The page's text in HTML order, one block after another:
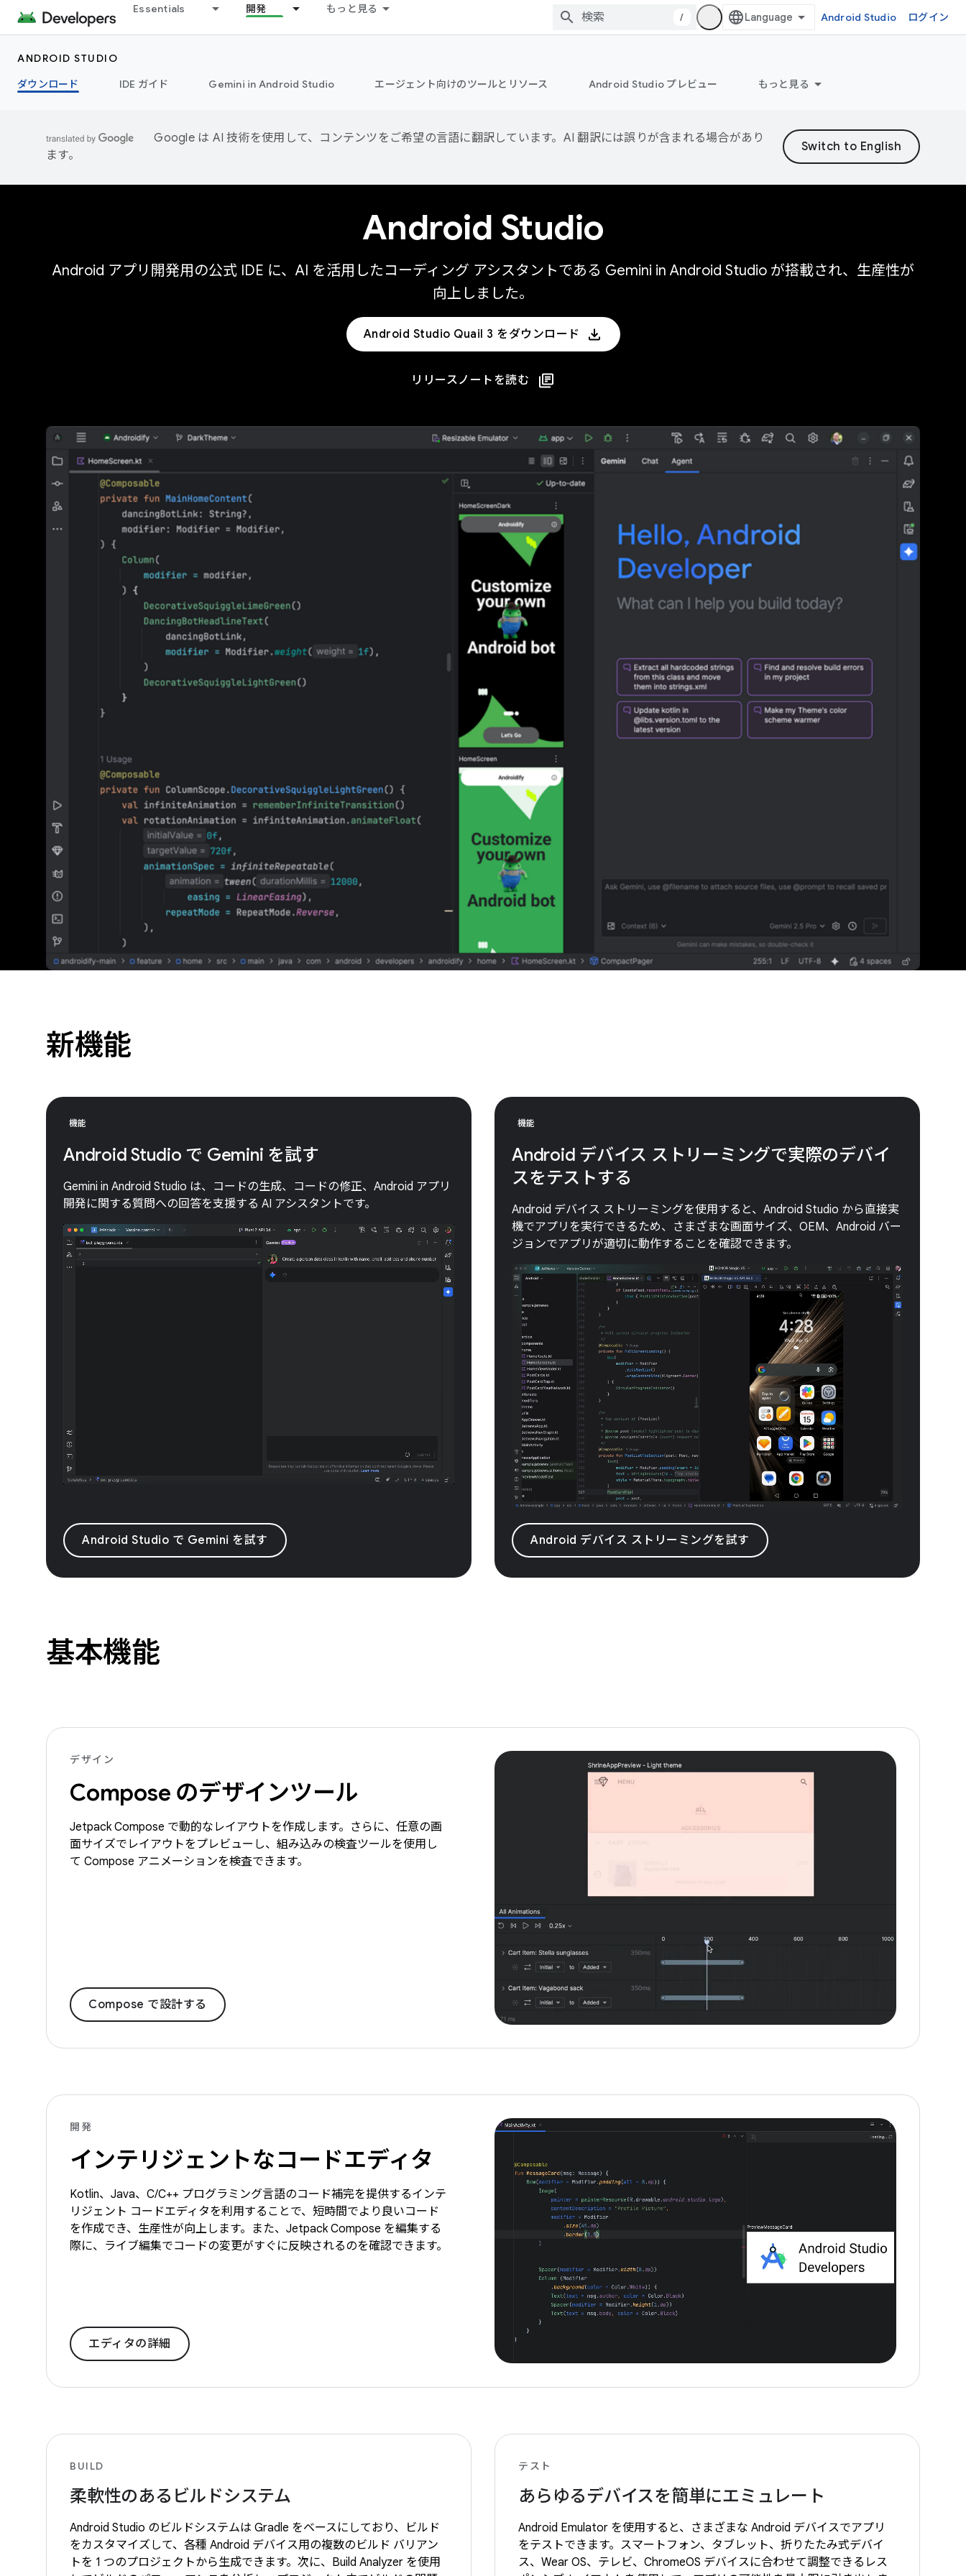
Essentials 開発 もっと見る
/ Android Studio ログイン
ANDROID STUDIO
ダウンロード
IDE ガイド Gemini in Android Studio エージェント向けのツールとリソース Android Studio プレビュー もっと見る
Google は AI 技術を使用して、コンテンツをご希望の言語に翻訳しています。AI 翻訳には誤りが含まれる場合があり
ます。
Android Studio
Android アプリ開発用の公式 IDE に、AI を活用したコーディング アシスタントである Gemini in Android Studio が搭載され、生産性が
向上しました。
Android Studio Quail 3 をダウンロード
リリースノートを読む
新機能
機能
Android Studio で Gemini を試す
Gemini in Android Studio は、コードの生成、コードの修正、Android アプリ
開発に関する質問への回答を支援する AI アシスタントです。
Android Studio で Gemini を試す
機能
Android デバイス ストリーミングで実際のデバイ
スをテストする
Android デバイス ストリーミングを使用すると、Android Studio から直接実
機でアプリを実行できるため、さまざまな画面サイズ、OEM、Android バー
ジョンでアプリが適切に動作することを確認できます。
Android デバイス ストリーミングを試す
基本機能
デザイン
Compose のデザインツール
Jetpack Compose で動的なレイアウトを作成します。さらに、任意の画
面サイズでレイアウトをプレビューし、組み込みの検査ツールを使用し
て Compose アニメーションを検査できます。
Compose で設計する
開発
インテリジェントなコードエディタ
Kotlin、Java、C/C++ プログラミング言語のコード補完を提供するインテ
リジェント コードエディタを利用することで、短時間でより良いコード
を作成でき、生産性が向上します。また、Jetpack Compose を編集する
際に、ライブ編集でコードの変更がすぐに反映されるのを確認できます。
エディタの詳細
BUILD
柔軟性のあるビルドシステム
Android Studio のビルドシステムは Gradle をベースにしており、ビルド
をカスタマイズして、各種 Android デバイス用の複数のビルド バリアン
トを 1 つのプロジェクトから生成できます。次に、Build Analyzer を使用
テスト
あらゆるデバイスを簡単にエミュレート
Android Emulator を使用すると、さまざまな Android デバイスでアプリ
をテストできます。スマートフォン、タブレット、折りたたみ式デバイ
ス、Wear OS、テレビ、ChromeOS デバイスに合わせて調整できるレス